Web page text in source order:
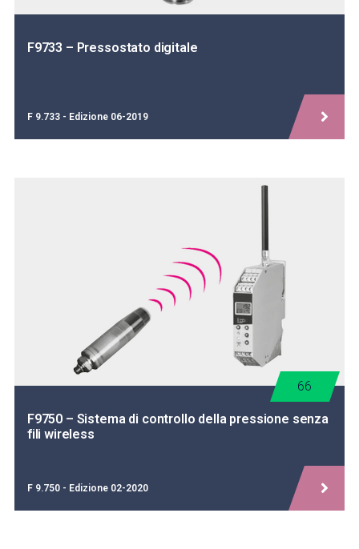
F9733 – Pressostato digitale
F 9.733 - Edizione 06-2019
F9750 – Sistema di controllo della pressione senza
fili wireless
66
F 9.750 - Edizione 02-2020